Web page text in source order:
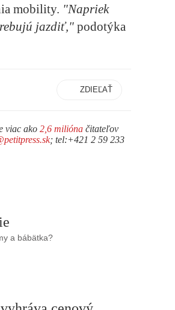
mobility. "Napriek
jazdiť," podotýka
ZDIEĽAŤ
viac ako 2,6 milióna čitateľov
; tel:+421 2 59 233
a bábätka?